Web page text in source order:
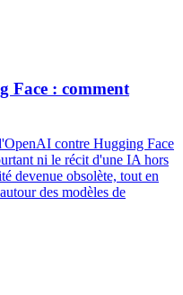
Face : comment
contre Hugging Face
ni le récit d'une IA hors
devenue obsolète, tout en
des modèles de